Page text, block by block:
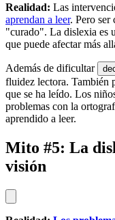
Realidad: Las
aprendan a leer. Pero ser
"curado". La dislexia es
que puede afectar más
Además de dificultar
fluidez lectora. También
que se ha leído. Los
problemas con la
aprendido a leer.
Mito #5: La
visión